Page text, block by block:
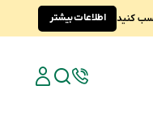
کنید اطلاعات بیشتر